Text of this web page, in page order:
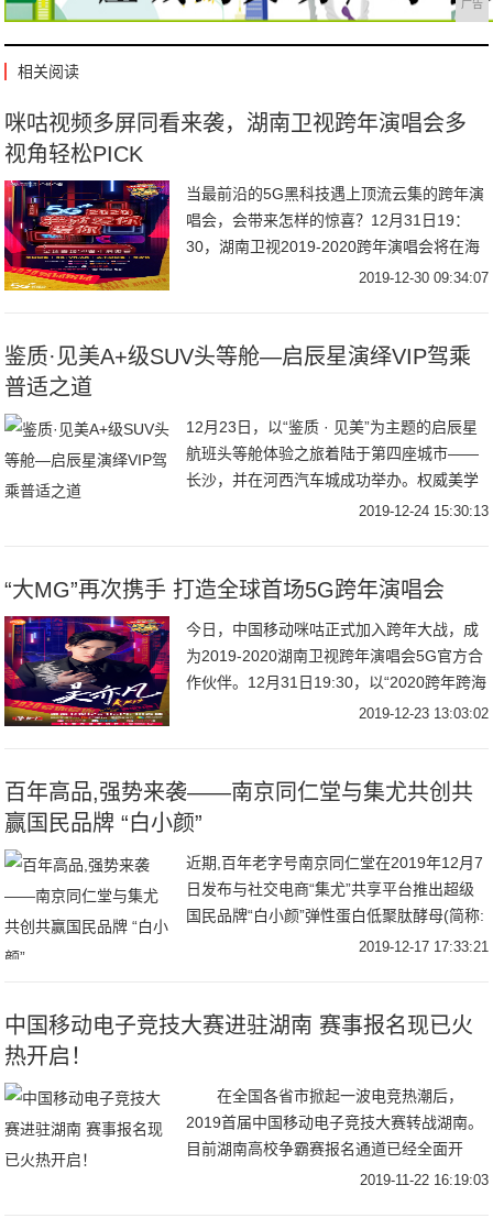
广告
相关阅读
咪咕视频多屏同看来袭，湖南卫视跨年演唱会多
视角轻松PICK
当最前沿的5G黑科技遇上顶流云集的跨年演
唱会，会带来怎样的惊喜？12月31日19：
30，湖南卫视2019-2020跨年演唱会将在海
口五源河体育场盛大开启，“神仙打架”的官
2019-12-30 09:34:07
鉴质·见美A+级SUV头等舱—启辰星演绎VIP驾乘
普适之道
12月23日，以“鉴质 · 见美”为主题的启辰星
航班头等舱体验之旅着陆于第四座城市——
长沙，并在河西汽车城成功举办。权威美学
专家、东风启辰领导和设计师、到场媒体
2019-12-24 15:30:13
“大MG”再次携手 打造全球首场5G跨年演唱会
今日，中国移动咪咕正式加入跨年大战，成
为2019-2020湖南卫视跨年演唱会5G官方合
作伙伴。12月31日19:30，以“2020跨年跨海
一起嗨”为主题的湖南卫视跨年演唱会将在海
2019-12-23 13:03:02
百年高品,强势来袭——南京同仁堂与集尤共创共
赢国民品牌 “白小颜”
近期,百年老字号南京同仁堂在2019年12月7
日发布与社交电商“集尤”共享平台推出超级
国民品牌“白小颜”弹性蛋白低聚肽酵母(简称:
白小颜)南京同仁堂一经推出备受2019-12-17 17:33:21
中国移动电子竞技大赛进驻湖南 赛事报名现已火
热开启！
在全国各省市掀起一波电竞热潮后，
2019首届中国移动电子竞技大赛转战湖南。
目前湖南高校争霸赛报名通道已经全面开
启，下载“咪咕快游”APP进入电竞赛事页面
2019-11-22 16:19:03